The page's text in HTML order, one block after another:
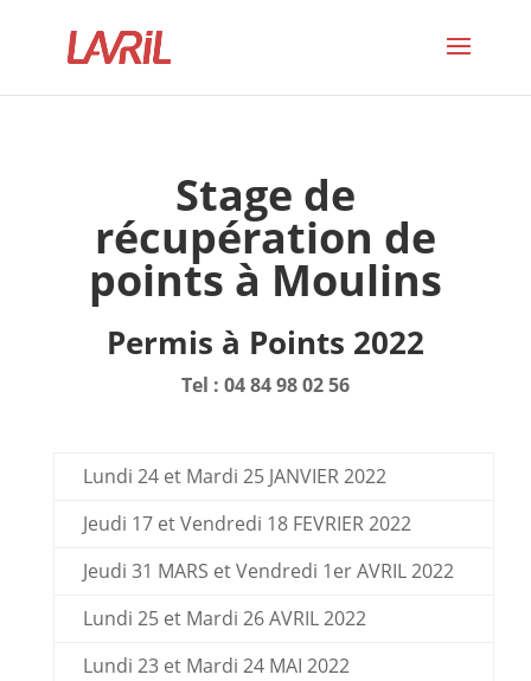
Stage de
récupération de
points à Moulins
Permis à Points 2022
Tel : 04 84 98 02 56
Lundi 24 et Mardi 25 JANVIER 2022
Jeudi 17 et Vendredi 18 FEVRIER 2022
Jeudi 31 MARS et Vendredi 1er AVRIL 2022
Lundi 25 et Mardi 26 AVRIL 2022
Lundi 23 et Mardi 24 MAI 2022